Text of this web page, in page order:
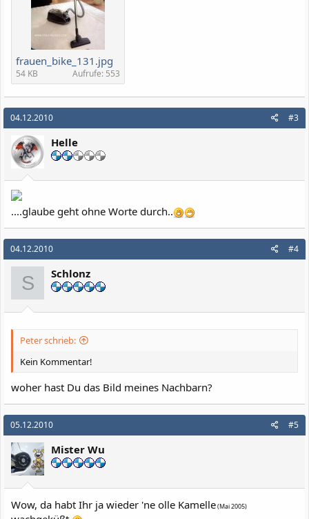
frauen_bike_131.jpg
54 KB Aufrufe: 553
04.12.2010 #3
Helle
....glaube geht ohne Worte durch..
04.12.2010 #4
S Schlonz
Peter schrieb:
Kein Kommentar!
woher hast Du das Bild meines Nachbarn?
05.12.2010 #5
Mister Wu
Wow, da habt Ihr ja wieder 'ne olle Kamelle(Mai 2005)